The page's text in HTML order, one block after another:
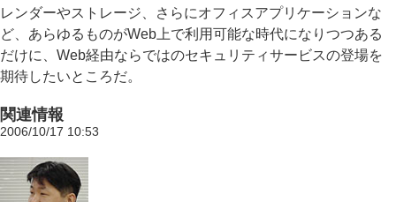
レンダーやストレージ、さらにオフィスアプリケーションな
ど、あらゆるものがWeb上で利用可能な時代になりつつある
だけに、Web経由ならではのセキュリティサービスの登場を
期待したいところだ。
関連情報
2006/10/17 10:53